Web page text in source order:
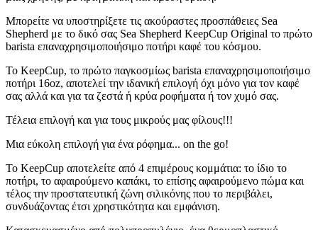
Μπορείτε να υποστηρίξετε τις ακούραστες προσπάθειες Sea
Shepherd με το δικό σας Sea Shepherd KeepCup Original το πρώτο
barista επαναχρησιμοποιήσιμο ποτήρι καφέ του κόσμου.
Το KeepCup, το πρώτο παγκοσμίως barista επαναχρησιμοποιήσιμο
ποτήρι 16oz, αποτελεί την ιδανική επιλογή όχι μόνο για τον καφέ
σας αλλά και για τα ζεστά ή κρύα ροφήματα ή τον χυμό σας.
Τέλεια επιλογή και για τους μικρούς μας φίλους!!!
Mια εύκολη επιλογή για ένα ρόφημα... on the go!
Το KeepCup αποτελείτε από 4 επιμέρους κομμάτια: το ίδιο το
ποτήρι, το αφαιρούμενο καπάκι, το επίσης αφαιρούμενο πώμα και
τέλος την προστατευτική ζώνη σιλικόνης που το περιβάλει,
συνδυάζοντας έτσι χρηστικότητα και εμφάνιση.